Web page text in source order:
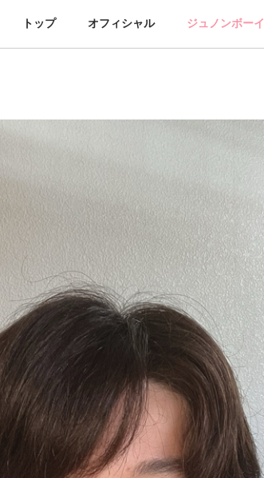
トップ オフィシャル ジュノンボーイ